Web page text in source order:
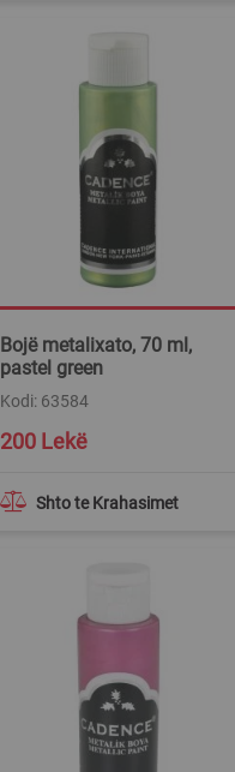
Bojë metalixato, 70 ml,
pastel green
Kodi: 63584
Shto te Krahasimet
200 Lekë